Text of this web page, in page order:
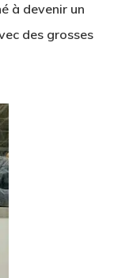
à devenir un
des grosses